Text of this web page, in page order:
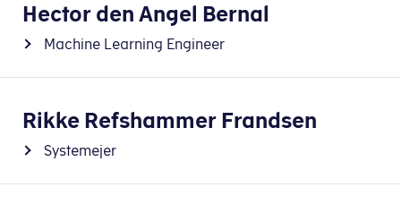
Hector den Angel Bernal
Machine Learning Engineer
Rikke Refshammer Frandsen
Systemejer